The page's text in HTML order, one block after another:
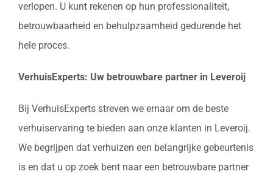
verlopen. U kunt rekenen op hun professionaliteit,
betrouwbaarheid en behulpzaamheid gedurende het
hele proces.
VerhuisExperts: Uw betrouwbare partner in Leveroij
Bij VerhuisExperts streven we ernaar om de beste
verhuiservaring te bieden aan onze klanten in Leveroij.
We begrijpen dat verhuizen een belangrijke gebeurtenis
is en dat u op zoek bent naar een betrouwbare partner